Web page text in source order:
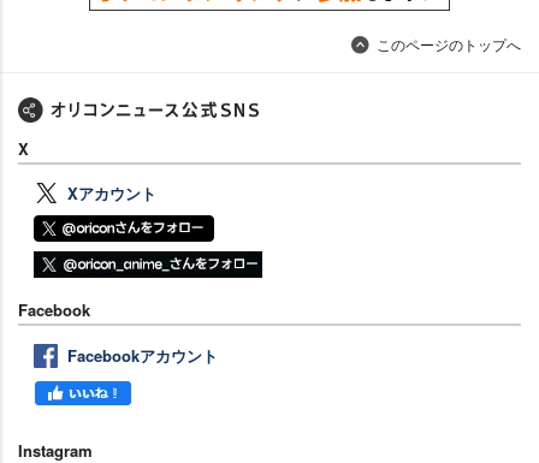
このページのトップへ
X
Xアカウント
Facebook
Facebookアカウント
Instagram